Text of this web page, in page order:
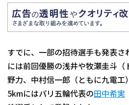
すでに、一部の招待選手も発表さ
には前回優勝の浅井や牧瀬圭斗（
野力、中村信一郎（ともに九電工
5kmにはパリ五輪代表の 田中希実